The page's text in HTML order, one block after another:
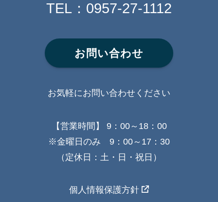
TEL： 0957-27-1112
お問い合わせ
お気軽にお問い合わせください
【営業時間】 9：00～18：00
※金曜日のみ 9：00～17：30
（定休日：土・日・祝日）
個人情報保護方針